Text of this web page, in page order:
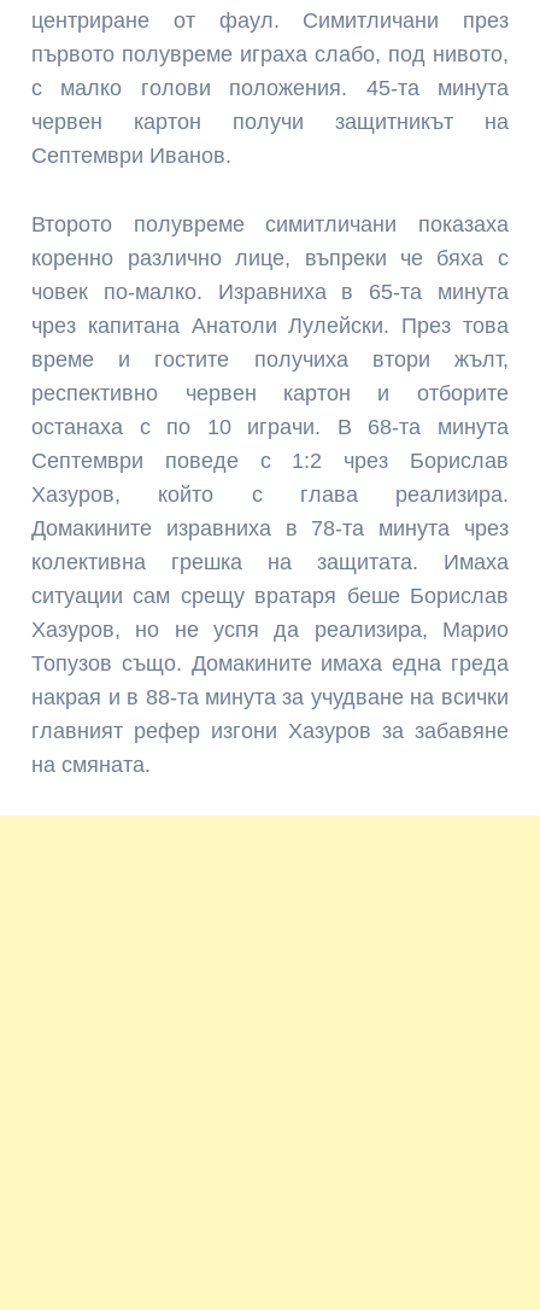
центриране от фаул. Симитличани през
първото полувреме играха слабо, под нивото,
с малко голови положения. 45-та минута
червен картон получи защитникът на
Септември Иванов.
Второто полувреме симитличани показаха
коренно различно лице, въпреки че бяха с
човек по-малко. Изравниха в 65-та минута
чрез капитана Анатоли Лулейски. През това
време и гостите получиха втори жълт,
респективно червен картон и отборите
останаха с по 10 играчи. В 68-та минута
Септември поведе с 1:2 чрез Борислав
Хазуров, който с глава реализира.
Домакините изравниха в 78-та минута чрез
колективна грешка на защитата. Имаха
ситуации сам срещу вратаря беше Борислав
Хазуров, но не успя да реализира, Марио
Топузов също. Домакините имаха една греда
накрая и в 88-та минута за учудване на всички
главният рефер изгони Хазуров за забавяне
на смяната.